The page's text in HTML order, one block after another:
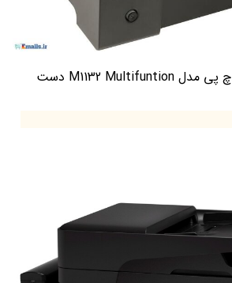
پرینتر لیزری چندکاره اچ پی مدل M1132 Multifuntion دست